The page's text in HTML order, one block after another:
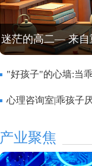
迷茫的高二— 来自
"好孩子"的心墙:当
心理咨询室|乖孩子
产业聚焦